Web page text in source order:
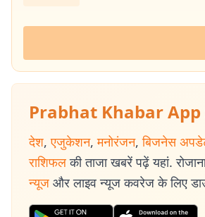
Prabhat Khabar App
देश, एजुकेशन, मनोरंजन, बिजनेस
राशिफल की ताजा खबरें पढ़ें यहां.
न्यूज और लाइव न्यूज कवरेज के लिए